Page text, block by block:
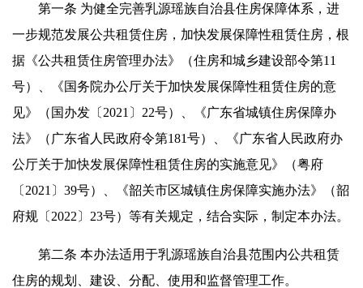
第一条 为健全完善乳源瑶族自治县住房保障体系，进
一步规范发展公共租赁住房，加快发展保障性租赁住房，根
据《公共租赁住房管理办法》（住房和城乡建设部令第11
号）、《国务院办公厅关于加快发展保障性租赁住房的意
见》（国办发〔2021〕22号）、《广东省城镇住房保障办
法》（广东省人民政府令第181号）、《广东省人民政府办
公厅关于加快发展保障性租赁住房的实施意见》（粤府
〔2021〕39号）、《韶关市区城镇住房保障实施办法》（韶
府规〔2022〕23号）等有关规定，结合实际，制定本办法。
第二条 本办法适用于乳源瑶族自治县范围内公共租赁
住房的规划、建设、分配、使用和监督管理工作。